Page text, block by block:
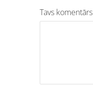
Tavs komentārs